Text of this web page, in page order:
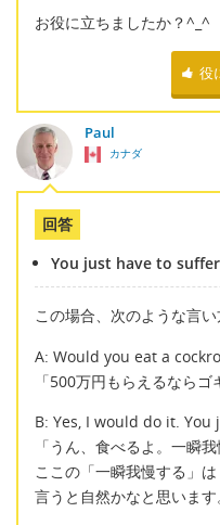
お役に立ちましたか？^_^
役
Paul
カナダ
回答
You just have to
この場合、次のような言い
A: Would you eat a
「500万円もらえるならゴ
B: Yes, I would do it.
「うん、食べるよ。一瞬
ここの「一瞬我慢する」
言うと自然かなと思います